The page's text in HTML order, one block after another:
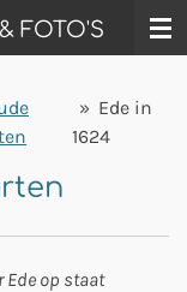
FOTO'S
» Ede in
1624
Ede op staat